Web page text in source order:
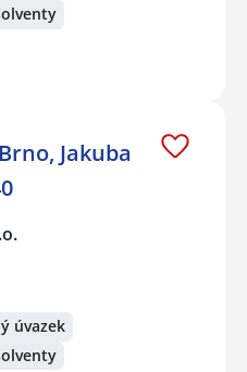
Jakuba
úvazek